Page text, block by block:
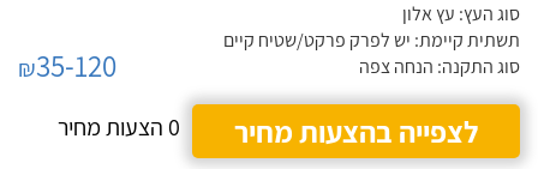
סוג העץ: עץ אלון
תשתית קיימת: יש לפרק פרקט/שטיח קיים
סוג התקנה: הנחה צפה
₪35-120
לצפייה בהצעות מחיר
0 הצעות מחיר